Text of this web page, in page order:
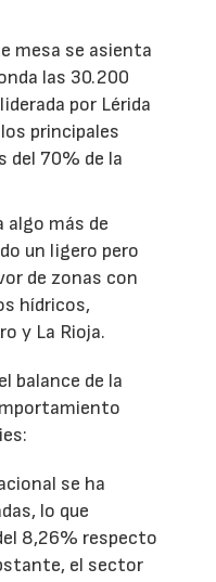
mesa se asienta
las 30.200
por Lérida
principales
del 70% de la
algo más de
un ligero pero
de zonas con
hídricos,
y La Rioja.
balance de la
se ha
lo que
8,26% respecto
el sector